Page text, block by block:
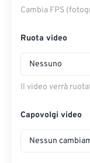
Cambia FPS
Ruota video
Nessuno
Il video verrà
Capovolgi video
Nessun